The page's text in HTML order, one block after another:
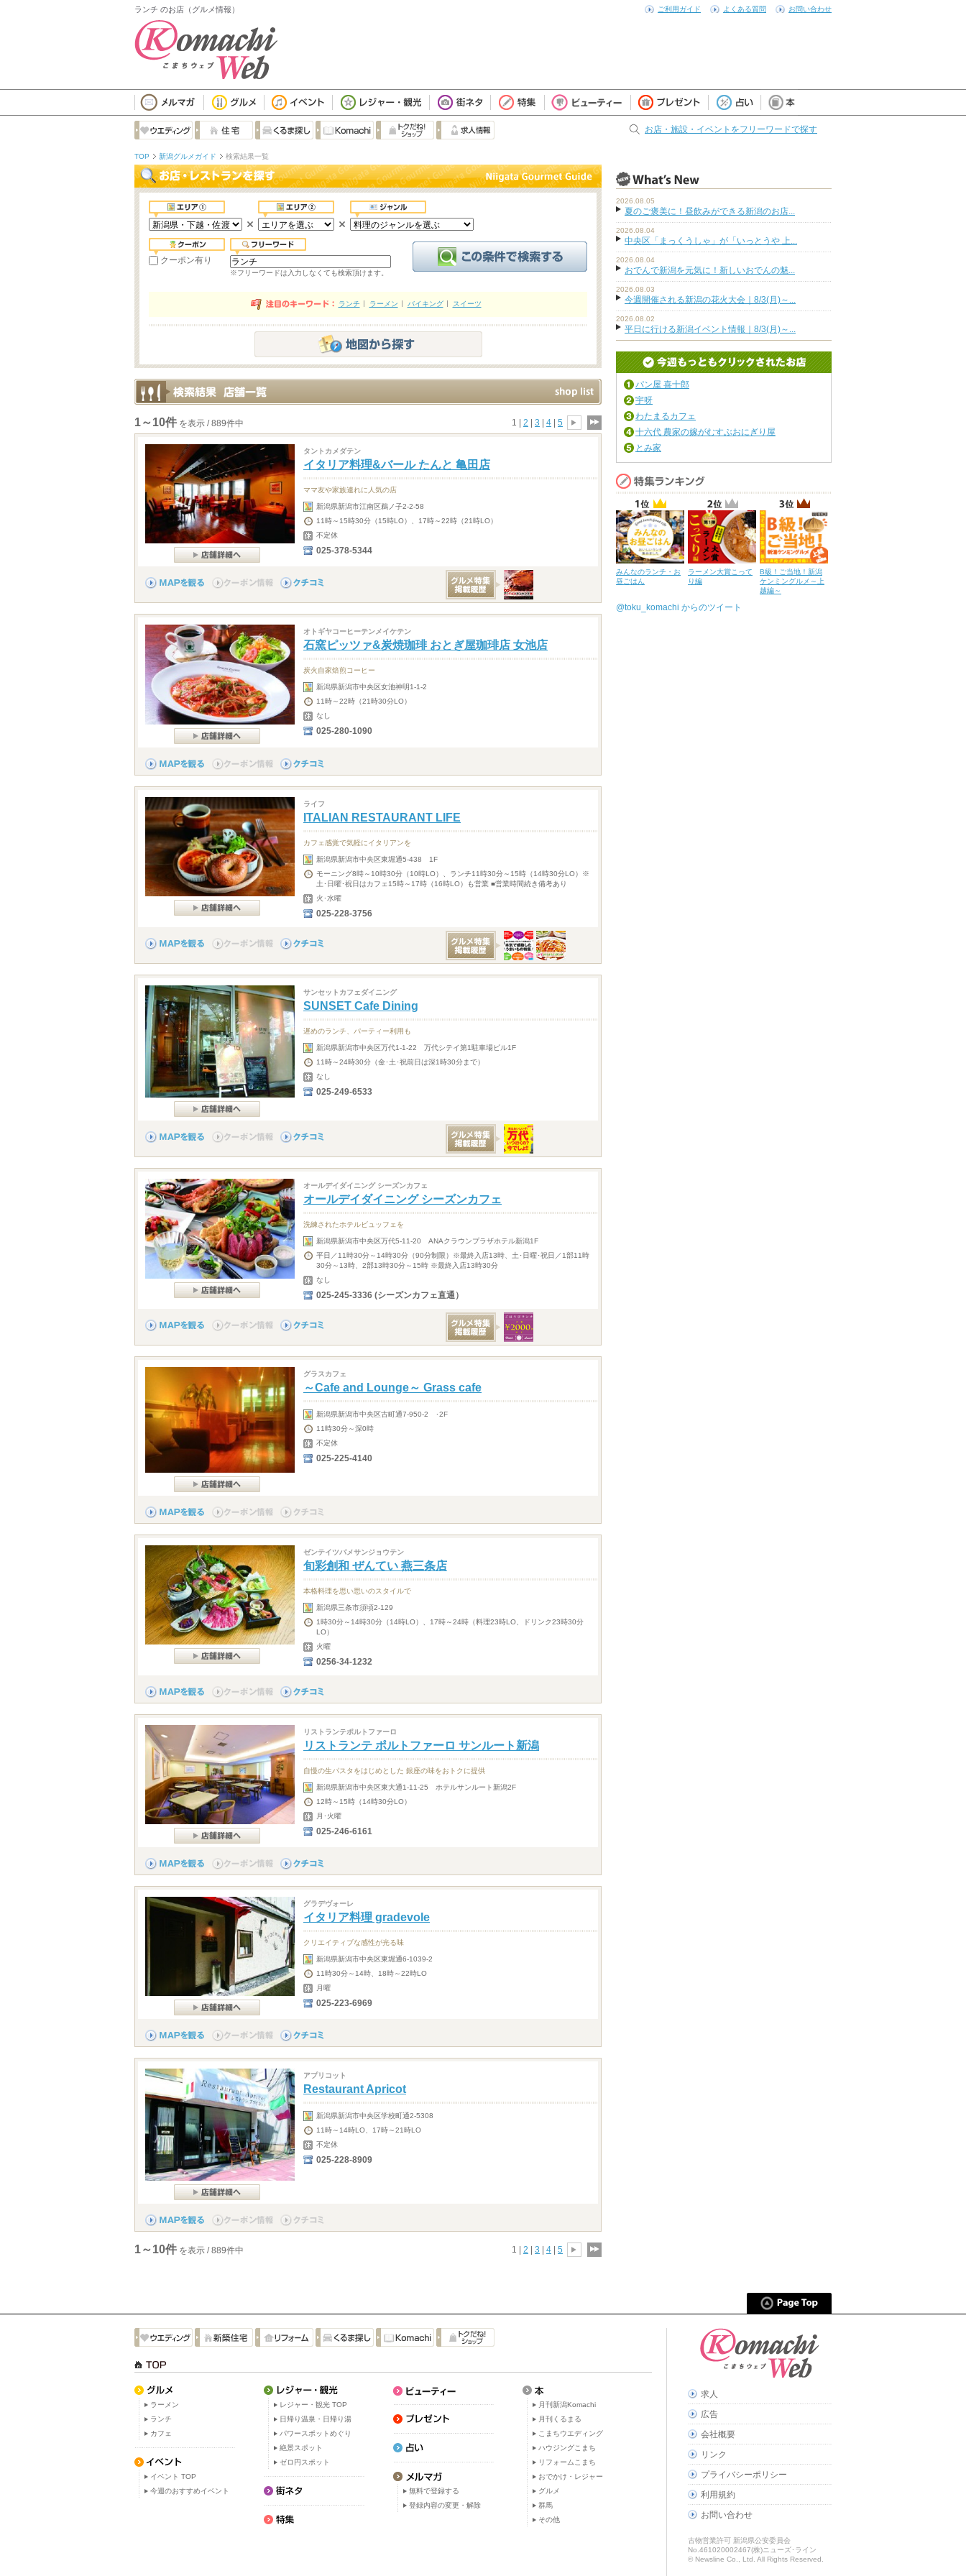
ランチ のお店（グルメ情報） ご利用ガイド よくある質問 お問い合わせ
お店・施設・イベントをフリーワードで探す
TOP 新潟グルメガイド 検索結果一覧
クーポン有り
※フリーワードは入力しなくても検索頂けます。
ランチ ラーメン バイキング スイーツ
1～10件 を表示 / 889件中 1 | 2 3 4 5
タントカメダテン
イタリア料理&バール たんと 亀田店
ママ友や家族連れに人気の店
新潟県新潟市江南区鵜ノ子2-2-58
11時～15時30分（15時LO）、17時～22時（21時LO）
不定休
025-378-5344
オトギヤコーヒーテンメイケテン
石窯ピッツァ&炭焼珈琲 おとぎ屋珈琲店 女池店
炭火自家焙煎コーヒー
新潟県新潟市中央区女池神明1-1-2
11時～22時（21時30分LO）
なし
025-280-1090
ライフ
ITALIAN RESTAURANT LIFE
カフェ感覚で気軽にイタリアンを
新潟県新潟市中央区東堀通5-438 1F
モーニング8時～10時30分（10時LO）、ランチ11時30分～15時（14時30分LO）※
土･日曜･祝日はカフェ15時～17時（16時LO）も営業 ■営業時間続き備考あり
火･水曜
025-228-3756
サンセットカフェダイニング
SUNSET Cafe Dining
遅めのランチ、パーティー利用も
新潟県新潟市中央区万代1-1-22 万代シテイ第1駐車場ビル1F
11時～24時30分（金･土･祝前日は深1時30分まで）
なし
025-249-6533
オールデイダイニング シーズンカフェ
オールデイダイニング シーズンカフェ
洗練されたホテルビュッフェを
新潟県新潟市中央区万代5-11-20 ANAクラウンプラザホテル新潟1F
平日／11時30分～14時30分（90分制限）※最終入店13時、土･日曜･祝日／1部11時
30分～13時、2部13時30分～15時 ※最終入店13時30分
なし
025-245-3336 (シーズンカフェ直通）
グラスカフェ
～Cafe and Lounge～ Grass cafe
新潟県新潟市中央区古町通7-950-2 ･2F
11時30分～深0時
不定休
025-225-4140
ゼンテイツバメサンジョウテン
旬彩創和 ぜんてい 燕三条店
本格料理を思い思いのスタイルで
新潟県三条市須頃2-129
1時30分～14時30分（14時LO）、17時～24時（料理23時LO、ドリンク23時30分
LO）
火曜
0256-34-1232
リストランテポルトファーロ
リストランテ ポルトファーロ サンルート新潟
自慢の生パスタをはじめとした 銀座の味をおトクに提供
新潟県新潟市中央区東大通1-11-25 ホテルサンルート新潟2F
12時～15時（14時30分LO）
月･火曜
025-246-6161
グラデヴォーレ
イタリア料理 gradevole
クリエイティブな感性が光る味
新潟県新潟市中央区東堀通6-1039-2
11時30分～14時、18時～22時LO
月曜
025-223-6969
アプリコット
Restaurant Apricot
新潟県新潟市中央区学校町通2-5308
11時～14時LO、17時～21時LO
不定休
025-228-8909
1～10件 を表示 / 889件中 1 | 2 3 4 5
2026.08.05
夏のご褒美に！昼飲みができる新潟のお店...
2026.08.04
中央区「まっくうしゃ」が「いっとうや 上...
2026.08.04
おでんで新潟を元気に！新しいおでんの魅...
2026.08.03
今週開催される新潟の花火大会｜8/3(月)～...
2026.08.02
平日に行ける新潟イベント情報｜8/3(月)～...
パン屋 喜十郎
宇呀
わたまるカフェ
十六代 農家の嫁がむすぶおにぎり屋
とみ家
みんなのランチ・お
昼ごはん
ラーメン大賞こって
り編
B級！ご当地！新潟
ケンミングルメ～上
越編～
@toku_komachi からのツイート
ラーメン
ランチ
カフェ
イベント TOP
今週のおすすめイベント
レジャー・観光 TOP
日帰り温泉・日帰り湯
パワースポットめぐり
絶景スポット
ゼロ円スポット
無料で登録する
登録内容の変更・解除
月刊新潟Komachi
月刊くるまる
こまちウエディング
ハウジングこまち
リフォームこまち
おでかけ・レジャー
グルメ
群馬
その他
求人
広告
会社概要
リンク
プライバシーポリシー
利用規約
お問い合わせ
古物営業許可 新潟県公安委員会
No.461020002467(株)ニューズ･ライン
© Newsline Co., Ltd. All Rights Reserved.